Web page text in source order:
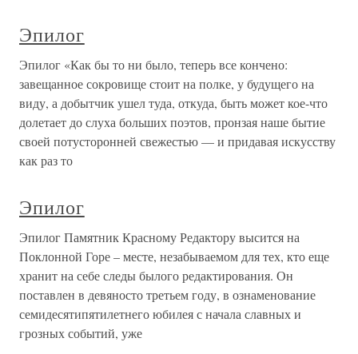
Эпилог
Эпилог «Как бы то ни было, теперь все кончено:
завещанное сокровище стоит на полке, у будущего на
виду, а добытчик ушел туда, откуда, быть может кое-что
долетает до слуха больших поэтов, пронзая наше бытие
своей потусторонней свежестью — и придавая искусству
как раз то
Эпилог
Эпилог Памятник Красному Редактору высится на
Поклонной Горе – месте, незабываемом для тех, кто еще
хранит на себе следы былого редактирования. Он
поставлен в девяносто третьем году, в ознаменование
семидесятипятилетнего юбилея с начала славных и
грозных событий, уже